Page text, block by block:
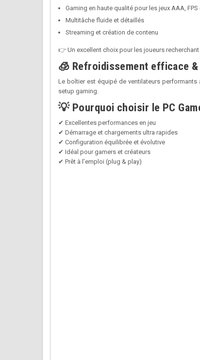
Gaming en haute qualité pour les jeux AAA,
Multitâche fluide et détaillés
Streaming et création de contenu
👉 Un excellent choix pour les joueurs
🧊 Refroidissement efficace &
Le boîtier est équipé de ventilateurs performants
setup gaming.
💡 Pourquoi choisir le PC
✔ Excellentes performances en jeu
✔ Démarrage et chargements ultra rapides
✔ Configuration équilibrée et évolutive
✔ Idéal pour gamers et créateurs
✔ Prêt à l’emploi (plug & play)